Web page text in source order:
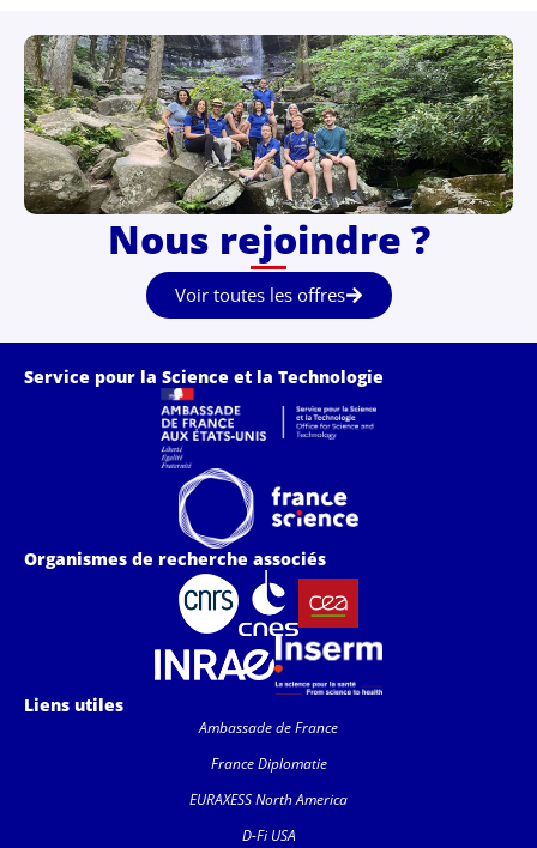
Nous rejoindre ?
Voir toutes les offres
Service pour la Science et la Technologie
Organismes de recherche associés
Liens utiles
Ambassade de France
France Diplomatie
EURAXESS North America
D-Fi USA